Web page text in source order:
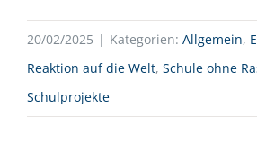
20/02/2025 | Kategorien: Allgemein,
Reaktion auf die Welt, Schule ohne
Schulprojekte